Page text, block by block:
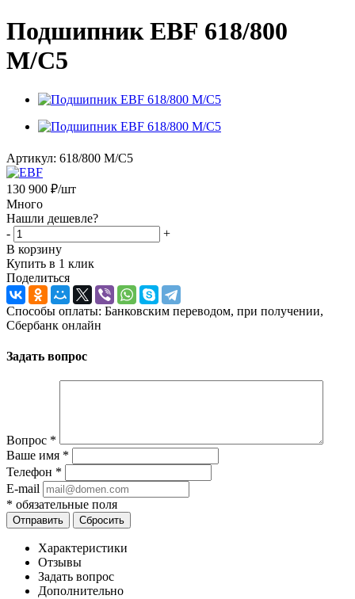
Подшипник EBF 618/800
M/C5
Артикул: 618/800 M/C5
130 900 ₽/шт
Много
Нашли дешевле?
-
+
В корзину
Купить в 1 клик
Поделиться
Способы оплаты: Банковским переводом, при получении,
Сбербанк онлайн
Задать вопрос
Вопрос *
Ваше имя *
Телефон *
E-mail
* обязательные поля
Отправить Сбросить
Характеристики
Отзывы
Задать вопрос
Дополнительно